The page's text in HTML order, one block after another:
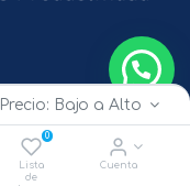
Precio: Bajo a Alto
0
Lista
de
Cuenta